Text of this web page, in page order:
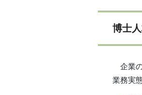
博士
企業
業務実